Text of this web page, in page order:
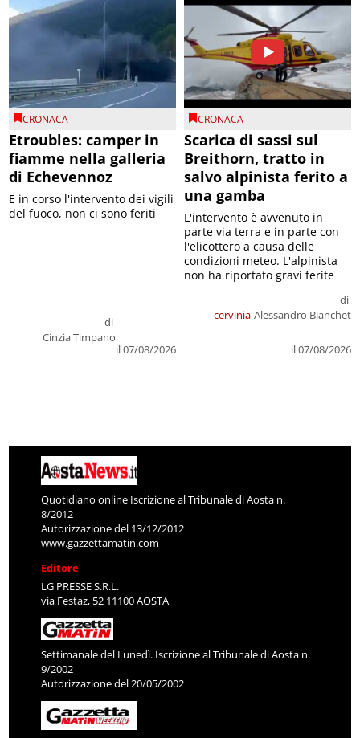
CRONACA
Etroubles: camper in
fiamme nella galleria
di Echevennoz
di
Cinzia Timpano
il 07/08/2026
E in corso l'intervento dei vigili
del fuoco, non ci sono feriti
CRONACA
Scarica di sassi sul
Breithorn, tratto in
salvo alpinista ferito a
una gamba
cervinia
di
Alessandro Bianchet
il 07/08/2026
L'intervento è avvenuto in
parte via terra e in parte con
l'elicottero a causa delle
condizioni meteo. L'alpinista
non ha riportato gravi ferite
Quotidiano online Iscrizione al Tribunale di Aosta n.
8/2012
Autorizzazione del 13/12/2012
www.gazzettamatin.com
Editore
LG PRESSE S.R.L.
via Festaz, 52 11100 AOSTA
Settimanale del Lunedì. Iscrizione al Tribunale di Aosta n.
9/2002
Autorizzazione del 20/05/2002